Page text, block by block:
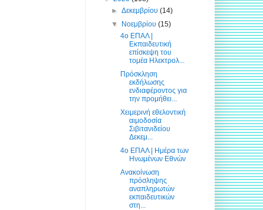
►Δεκεμβρίου(14)
▼ Νοεμβρίου(15)
4ο ΕΠΑΛ |
Εκπαιδευτική
επίσκεψη του
τομέα Ηλεκτρολ...
Πρόσκληση
εκδήλωσης
ενδιαφέροντος για
την προμήθει...
Χειμερινή εθελοντική
αιμοδοσία
Σιβιτανιδείου
Δεκεμ...
4ο ΕΠΑΛ | Ημέρα των
Ηνωμένων Εθνών
Ανακοίνωση
πρόσληψης
αναπληρωτών
εκπαιδευτικών
στη...